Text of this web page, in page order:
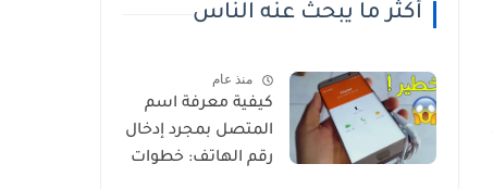
أكثر ما يبحث عنه الناس
منذ عام
كيفية معرفة اسم
المتصل بمجرد إدخال
رقم الهاتف: خطوات